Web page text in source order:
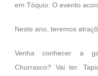
em Tóquio. O evento
Neste ano, teremos
Venha conhecer a
Churrasco? Vai ter.